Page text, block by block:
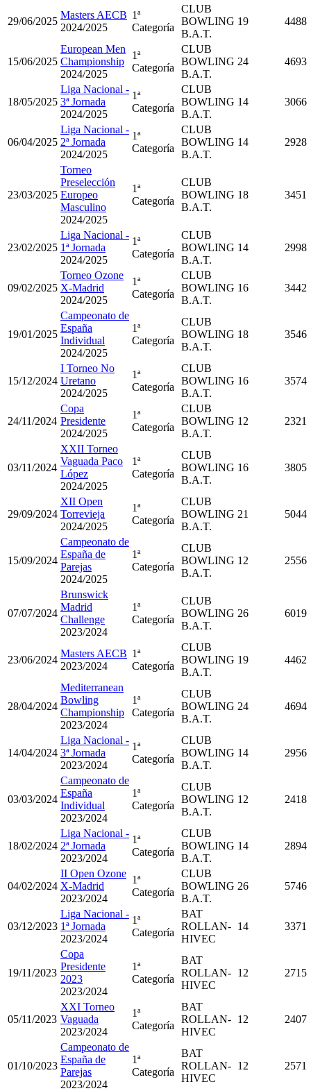
29/06/2025
Masters AECB
2024/2025
1ª
Categoría
CLUB
BOWLING
B.A.T.
19 4488
15/06/2025
European Men
Championship
2024/2025
1ª
Categoría
CLUB
BOWLING
B.A.T.
24 4693
18/05/2025
Liga Nacional -
3ª Jornada
2024/2025
1ª
Categoría
CLUB
BOWLING
B.A.T.
14 3066
06/04/2025
Liga Nacional -
2ª Jornada
2024/2025
1ª
Categoría
CLUB
BOWLING
B.A.T.
14 2928
23/03/2025
Torneo
Preselección
Europeo
Masculino
2024/2025
1ª
Categoría
CLUB
BOWLING
B.A.T.
18 3451
23/02/2025
Liga Nacional -
1ª Jornada
2024/2025
1ª
Categoría
CLUB
BOWLING
B.A.T.
14 2998
09/02/2025
Torneo Ozone
X-Madrid
2024/2025
1ª
Categoría
CLUB
BOWLING
B.A.T.
16 3442
19/01/2025
Campeonato de
España
Individual
2024/2025
1ª
Categoría
CLUB
BOWLING
B.A.T.
18 3546
15/12/2024
I Torneo No
Uretano
2024/2025
1ª
Categoría
CLUB
BOWLING
B.A.T.
16 3574
24/11/2024
Copa
Presidente
2024/2025
1ª
Categoría
CLUB
BOWLING
B.A.T.
12 2321
03/11/2024
XXII Torneo
Vaguada Paco
López
2024/2025
1ª
Categoría
CLUB
BOWLING
B.A.T.
16 3805
29/09/2024
XII Open
Torrevieja
2024/2025
1ª
Categoría
CLUB
BOWLING
B.A.T.
21 5044
15/09/2024
Campeonato de
España de
Parejas
2024/2025
1ª
Categoría
CLUB
BOWLING
B.A.T.
12 2556
07/07/2024
Brunswick
Madrid
Challenge
2023/2024
1ª
Categoría
CLUB
BOWLING
B.A.T.
26 6019
23/06/2024
Masters AECB
2023/2024
1ª
Categoría
CLUB
BOWLING
B.A.T.
19 4462
28/04/2024
Mediterranean
Bowling
Championship
2023/2024
1ª
Categoría
CLUB
BOWLING
B.A.T.
24 4694
14/04/2024
Liga Nacional -
3ª Jornada
2023/2024
1ª
Categoría
CLUB
BOWLING
B.A.T.
14 2956
03/03/2024
Campeonato de
España
Individual
2023/2024
1ª
Categoría
CLUB
BOWLING
B.A.T.
12 2418
18/02/2024
Liga Nacional -
2ª Jornada
2023/2024
1ª
Categoría
CLUB
BOWLING
B.A.T.
14 2894
04/02/2024
II Open Ozone
X-Madrid
2023/2024
1ª
Categoría
CLUB
BOWLING
B.A.T.
26 5746
03/12/2023
Liga Nacional -
1ª Jornada
2023/2024
1ª
Categoría
BAT
ROLLAN-
HIVEC
14 3371
19/11/2023
Copa
Presidente
2023
2023/2024
1ª
Categoría
BAT
ROLLAN-
HIVEC
12 2715
05/11/2023
XXI Torneo
Vaguada
2023/2024
1ª
Categoría
BAT
ROLLAN-
HIVEC
12 2407
01/10/2023
Campeonato de
España de
Parejas
2023/2024
1ª
Categoría
BAT
ROLLAN-
HIVEC
12 2571